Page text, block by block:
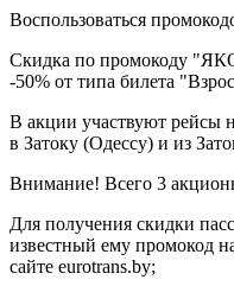
Воспользоваться
Скидка по промокоду
-50% от типа билета
В акции участвуют рейсы
в Затоку (Одессу) и из
Внимание! Всего 3
Для получения скидки
известный ему промокод
сайте eurotrans.by;